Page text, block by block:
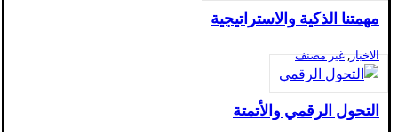
مهمتنا الذكية والاستراتيجية
الاخبار,غير مصنف
التحول الرقمي والأتمتة